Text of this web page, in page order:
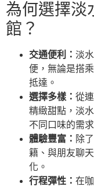
為何選擇淡
館？
交通便利： 淡
便，無論是搭
抵達。
選擇多樣： 從
精緻甜點，淡
不同口味的需求
體驗豐富： 除
籍、與朋友聊
化。
行程彈性： 在